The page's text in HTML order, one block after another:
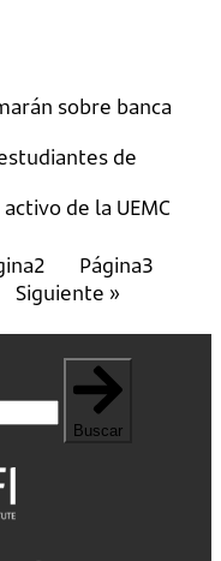
sobre banca
de
de la UEMC
2 Página3
Siguiente »
Buscar